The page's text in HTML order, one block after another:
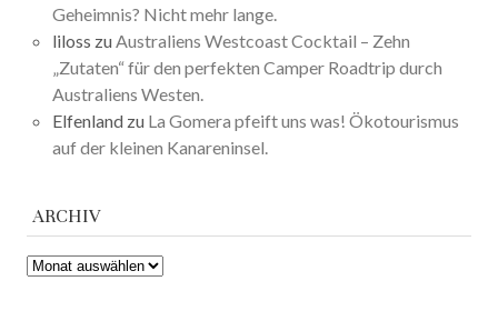
Geheimnis? Nicht mehr lange.
liloss zuAustraliens Westcoast Cocktail – Zehn
„Zutaten“ für den perfekten Camper Roadtrip durch
Australiens Westen.
Elfenland zu La Gomera pfeift uns was! Ökotourismus
auf der kleinen Kanareninsel.
ARCHIV
ARCHIV